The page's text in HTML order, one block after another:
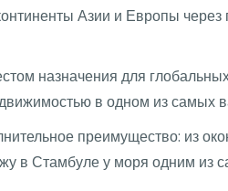
Азии и Европы
назначения для
в одном из самых
преимущество: из
в Стамбуле у моря одним из